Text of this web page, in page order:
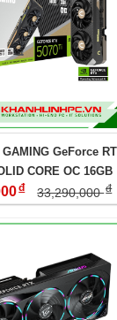
GeForce
CORE OC 16GB
đ 33,290,000đ